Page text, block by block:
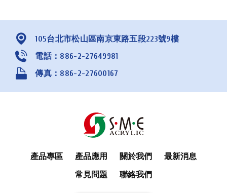
105台北市松山區南京東路五段223號9樓
電話：886-2-27649981
傳真：886-2-27600167
產品專區 產品應用 關於我們
最新消息
常見問題
聯絡我們